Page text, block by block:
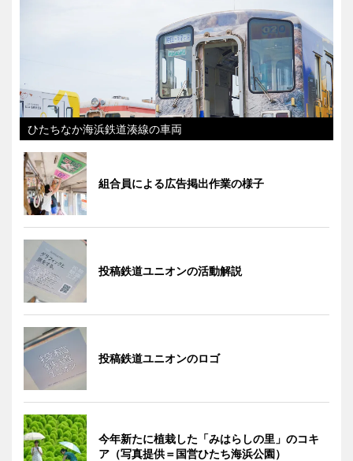
ひたちなか海浜鉄道湊線の車両
組合員による広告掲出作業の様子
投稿鉄道ユニオンの活動解説
投稿鉄道ユニオンのロゴ
今年新たに植栽した「みはらしの里」のコキ
ア（写真提供＝国営ひたち海浜公園）